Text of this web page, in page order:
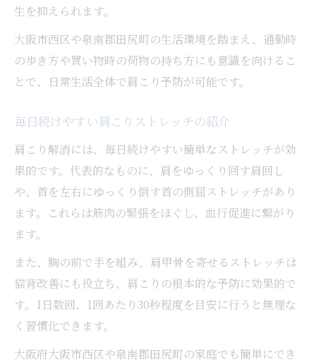
生を抑えられます。
大阪市西区や泉南郡田尻町の生活環境を踏まえ、通勤時
の歩き方や買い物時の荷物の持ち方にも意識を向けるこ
とで、日常生活全体で肩こり予防が可能です。
毎日続けやすい肩こりストレッチの紹介
肩こり解消には、毎日続けやすい簡単なストレッチが効
果的です。代表的なものに、肩をゆっくり回す肩回し
や、首を左右にゆっくり倒す首の側屈ストレッチがあり
ます。これらは筋肉の緊張をほぐし、血行促進に繋がり
ます。
また、胸の前で手を組み、肩甲骨を寄せるストレッチは
猫背改善にも役立ち、肩こりの根本的な予防に効果的で
す。1日数回、1回あたり30秒程度を目安に行うと無理な
く習慣化できます。
大阪府大阪市西区や泉南郡田尻町の家庭でも簡単にでき